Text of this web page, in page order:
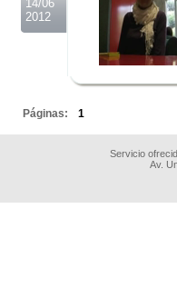
14/06
2012
Páginas: 1
Servicio
Av.